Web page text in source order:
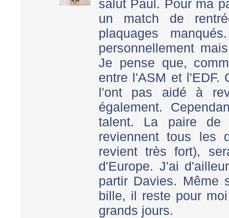
salut Paul. Pour ma
un match de
plaquages
personnellement
Je pense que,
entre l'ASM et l'EDF.
l'ont pas aidé à
également.
talent. La paire de
reviennent tous les
revient très fort),
d'Europe. J'ai
partir Davies. Même
bille, il reste pour
grands jours.